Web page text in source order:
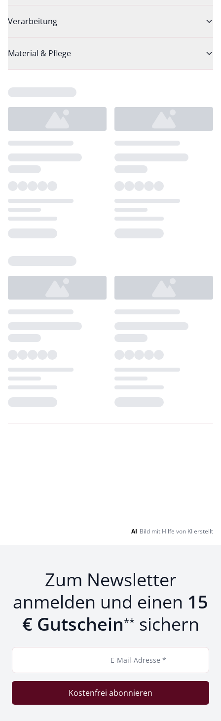
Verarbeitung
Material & Pflege
AI Bild mit Hilfe von KI erstellt
Zum Newsletter
anmelden und einen 15
€ Gutschein** sichern
E-Mail-Adresse *
Kostenfrei abonnieren